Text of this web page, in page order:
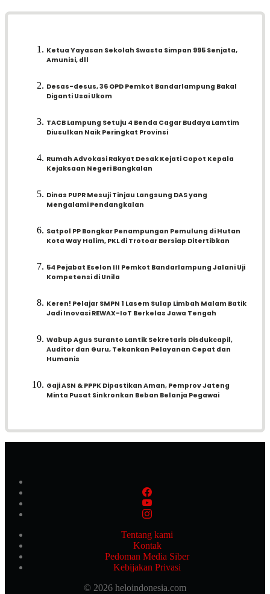
Ketua Yayasan Sekolah Swasta Simpan 995 Senjata,
Amunisi, dll
Desas-desus, 36 OPD Pemkot Bandarlampung Bakal
Diganti Usai Ukom
TACB Lampung Setuju 4 Benda Cagar Budaya Lamtim
Diusulkan Naik Peringkat Provinsi
Rumah Advokasi Rakyat Desak Kejati Copot Kepala
Kejaksaan Negeri Bangkalan
Dinas PUPR Mesuji Tinjau Langsung DAS yang
Mengalami Pendangkalan
Satpol PP Bongkar Penampungan Pemulung di Hutan
Kota Way Halim, PKL di Trotoar Bersiap Ditertibkan
54 Pejabat Eselon III Pemkot Bandarlampung Jalani Uji
Kompetensi di Unila
Keren! Pelajar SMPN 1 Lasem Sulap Limbah Malam Batik
Jadi Inovasi REWAX-IoT Berkelas Jawa Tengah
Wabup Agus Suranto Lantik Sekretaris Disdukcapil,
Auditor dan Guru, Tekankan Pelayanan Cepat dan
Humanis
Gaji ASN & PPPK Dipastikan Aman, Pemprov Jateng
Minta Pusat Sinkronkan Beban Belanja Pegawai
Tentang kami
Kontak
Pedoman Media Siber
Kebijakan Privasi
© 2026 heloindonesia.com